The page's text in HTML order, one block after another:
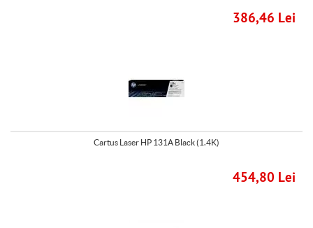
386,46 Lei
Cartus Laser HP 131A Black (1.4K)
454,80 Lei